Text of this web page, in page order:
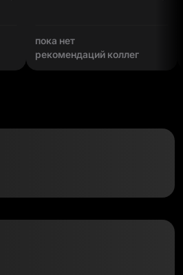
пока нет
рекомендаций коллег